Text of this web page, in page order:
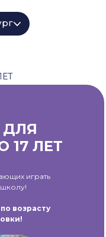
17 ЛЕТ
играть
возрасту